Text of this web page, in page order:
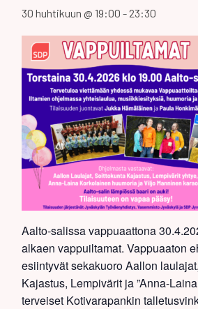
30 huhtikuun @ 19:00 - 23:30
Aalto-salissa vappuaattona
alkaen vappuiltamat. Vappuaaton
esiintyvät sekakuoro Aallon
Kajastus, Lempivärit ja ”Anna-
terveiset Kotivarapankin